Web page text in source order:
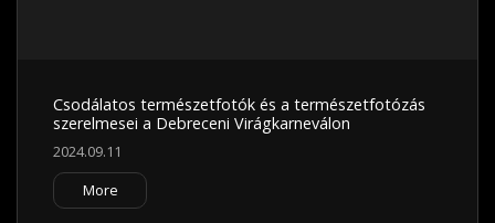
Csodálatos természetfotók és a természetfotózás
szerelmesei a Debreceni Virágkarneválon
2024.09.11
More